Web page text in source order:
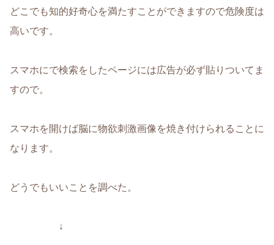
どこでも知的好奇心を満たすことができますので危険度は
高いです。
スマホにで検索をしたページには広告が必ず貼りついてま
すので。
スマホを開けば脳に物欲刺激画像を焼き付けられることに
なります。
どうでもいいことを調べた。
↓